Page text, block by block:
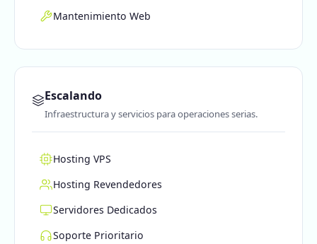
Mantenimiento Web
Escalando
Infraestructura y servicios para operaciones serias.
Hosting VPS
Hosting Revendedores
Servidores Dedicados
Soporte Prioritario